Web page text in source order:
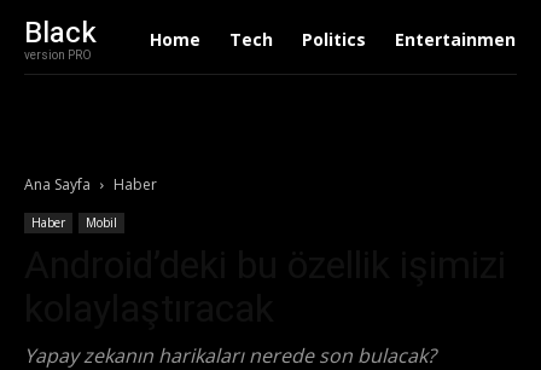
Black
version PRO
Home Tech Politics Entertainment
Ana Sayfa Haber
Haber Mobil
Yapay zekanın harikaları nerede son bulacak?